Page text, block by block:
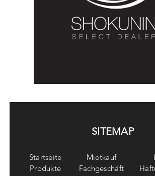
SITEMAP
Startseite
Produkte
Mietkauf
Fachgeschäft